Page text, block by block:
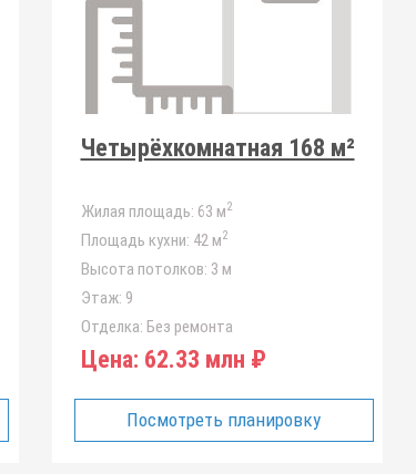
Четырёхкомнатная 168 м²
Жилая площадь: 63 м2
Площадь кухни: 42 м2
Высота потолков: 3 м
Этаж: 9
Отделка: Без ремонта
Цена: 62.33 млн ₽
Посмотреть планировку